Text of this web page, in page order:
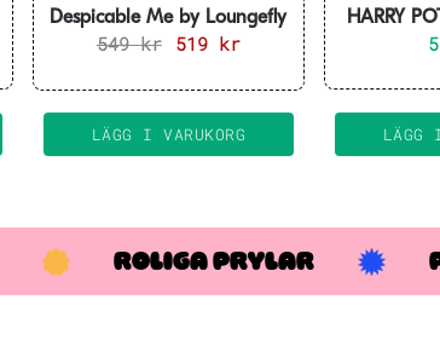
Despicable Me by Loungefly
Ryggsäck Small
549kr
Det
priset
519 krDet
nuvarande
priset
LÄGG I VARUKORG
HARRY
Crest –
LÄGG
ROLIGA PRYLAR